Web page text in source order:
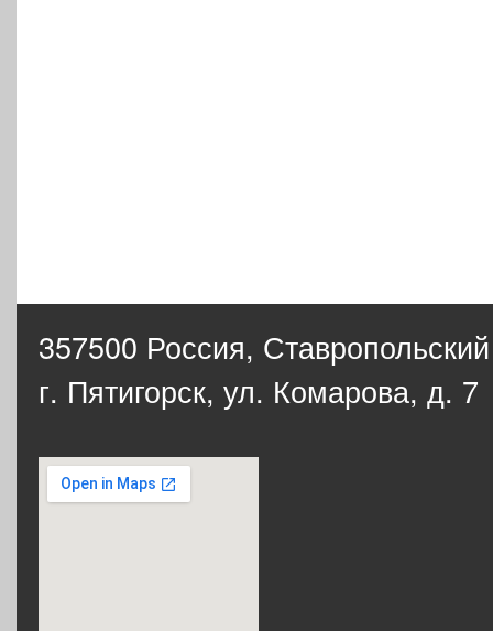
357500 Россия,
г. Пятигорск, ул. Комарова, д. 7